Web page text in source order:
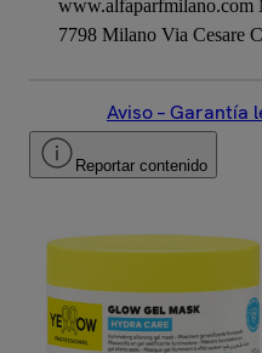
www.alfaparfmilano.com
7798 Milano Via Cesare
Aviso – Garantía
Reportar contenido